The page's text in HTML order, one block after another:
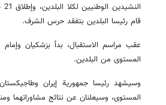
قام رئيسا البلدين بتفقد حرس الشرف.
عقب مراسم الاستقبال، بدأ بزشكيان
المستوى من البلدين.
وسيشهد رئيسا جمهورية إيران
المستوى، وسيعلنان عن نتائج مشاوراتهما